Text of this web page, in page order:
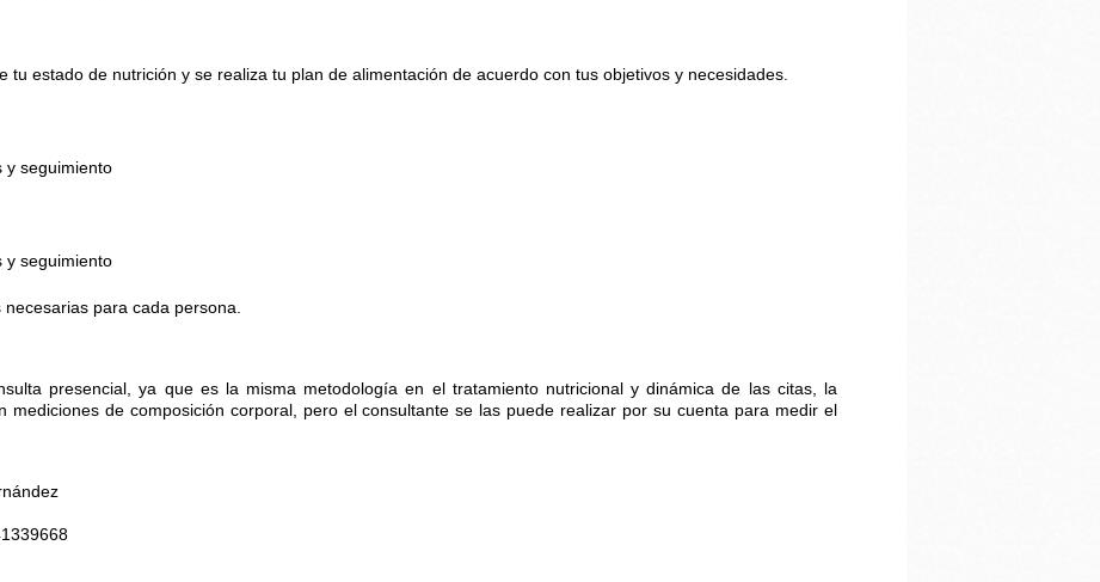
tu estado de nutrición y se realiza tu plan de alimentación de acuerdo con tus objetivos y necesidades.
y seguimiento
y seguimiento
para cada persona.
presencial, ya que es la misma metodología en el tratamiento nutricional y dinámica de las citas, la
mediciones de composición corporal, pero el consultante se las puede realizar por su cuenta para medir el